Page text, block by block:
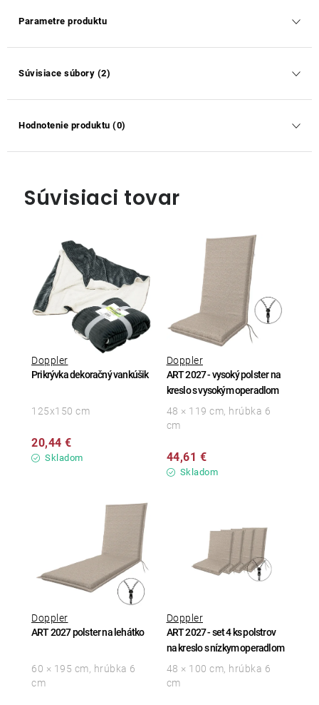
Parametre produktu
Súvisiace súbory (2)
Hodnotenie produktu (0)
Súvisiaci tovar
Prikrývka dekoračný vankúšik
Doppler
Skladom
20,44 €
125x150 cm
ART 2027 - vysoký polster na
kreslo s vysokým operadlom
Doppler
Skladom
44,61 €
48 × 119 cm, hrúbka 6
cm
ART 2027 polster na lehátko
Doppler
60 × 195 cm, hrúbka 6
cm
ART 2027 - set 4 ks polstrov
na kreslo s nízkym operadlom
Doppler
48 × 100 cm, hrúbka 6
cm